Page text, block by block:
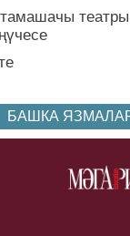
театры
БАШКА